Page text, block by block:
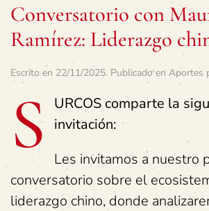
Conversatorio con
Ramírez: Liderazgo
Escrito en 22/11/2025. Publicado en Aportes
S
URCOS comparte la
invitación:
Les invitamos a nuestro
conversatorio sobre el
liderazgo chino, donde